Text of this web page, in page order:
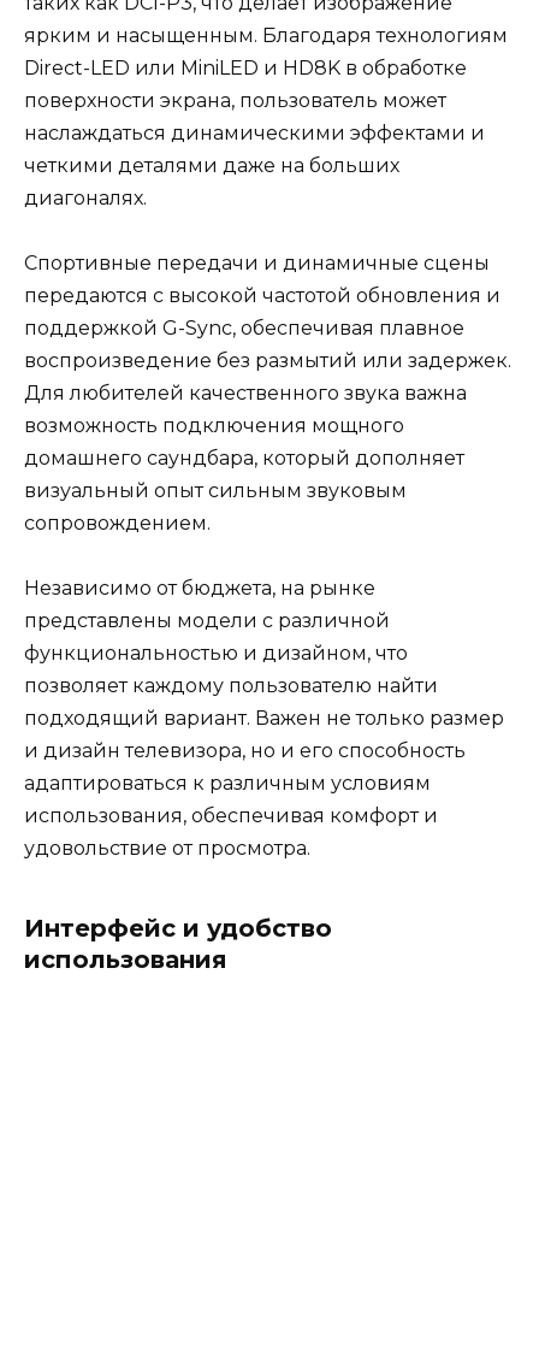
ярким и насыщенным. Благодаря технологиям
Direct-LED или MiniLED и HD8K в обработке
поверхности экрана, пользователь может
наслаждаться динамическими эффектами и
четкими деталями даже на больших
диагоналях.
Спортивные передачи и динамичные сцены
передаются с высокой частотой обновления и
поддержкой G-Sync, обеспечивая плавное
воспроизведение без размытий или задержек.
Для любителей качественного звука важна
возможность подключения мощного
домашнего саундбара, который дополняет
визуальный опыт сильным звуковым
сопровождением.
Независимо от бюджета, на рынке
представлены модели с различной
функциональностью и дизайном, что
позволяет каждому пользователю найти
подходящий вариант. Важен не только размер
и дизайн телевизора, но и его способность
адаптироваться к различным условиям
использования, обеспечивая комфорт и
удовольствие от просмотра.
Интерфейс и удобство
использования